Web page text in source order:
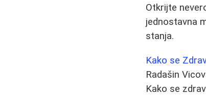
Otkrijte
jednostavna
stanja.
Kako se
Radašin
Kako se